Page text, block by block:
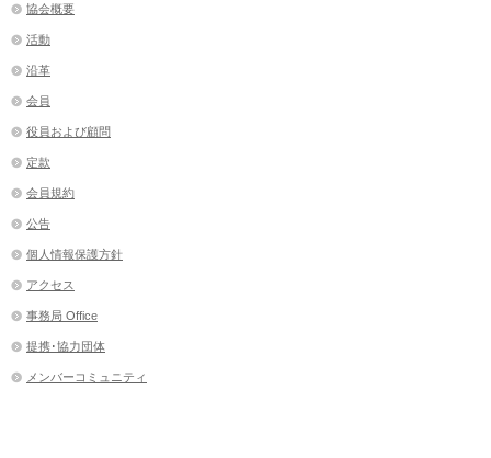
協会概要
活動
沿革
会員
役員および顧問
定款
会員規約
公告
個人情報保護方針
アクセス
事務局 Office
提携･協力団体
メンバーコミュニティ